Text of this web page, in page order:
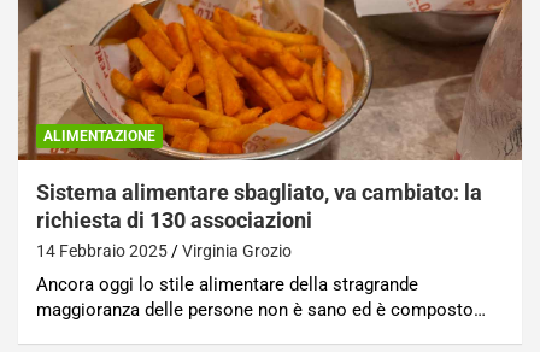
ALIMENTAZIONE
Sistema alimentare sbagliato, va cambiato: la
richiesta di 130 associazioni
14 Febbraio 2025 Virginia Grozio
Ancora oggi lo stile alimentare della stragrande
maggioranza delle persone non è sano ed è composto…